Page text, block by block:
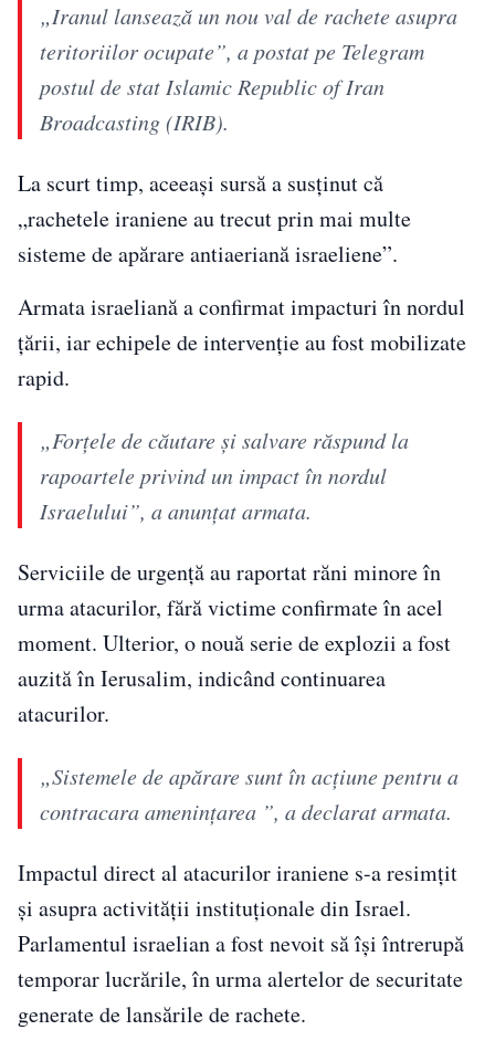
„Iranul lansează un nou val de rachete asupra
teritoriilor ocupate”, a postat pe Telegram
postul de stat Islamic Republic of Iran
Broadcasting (IRIB).
La scurt timp, aceeași sursă a susținut că
„rachetele iraniene au trecut prin mai multe
sisteme de apărare antiaeriană israeliene”.
Armata israeliană a confirmat impacturi în nordul
țării, iar echipele de intervenție au fost mobilizate
rapid.
„Forțele de căutare și salvare răspund la
rapoartele privind un impact în nordul
Israelului”, a anunțat armata.
Serviciile de urgență au raportat răni minore în
urma atacurilor, fără victime confirmate în acel
moment. Ulterior, o nouă serie de explozii a fost
auzită în Ierusalim, indicând continuarea
atacurilor.
„Sistemele de apărare sunt în acțiune pentru a
contracara amenințarea ”, a declarat armata.
Impactul direct al atacurilor iraniene s-a resimțit
și asupra activității instituționale din Israel.
Parlamentul israelian a fost nevoit să își întrerupă
temporar lucrările, în urma alertelor de securitate
generate de lansările de rachete.